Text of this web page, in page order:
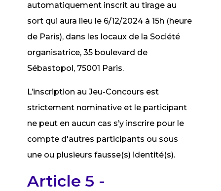
automatiquement inscrit au tirage au
sort qui aura lieu le 6/12/2024 à 15h (heure
de Paris), dans les locaux de la Société
organisatrice, 35 boulevard de
Sébastopol, 75001 Paris.
L’inscription au Jeu-Concours est
strictement nominative et le participant
ne peut en aucun cas s’y inscrire pour le
compte d'autres participants ou sous
une ou plusieurs fausse(s) identité(s).
Article 5 -